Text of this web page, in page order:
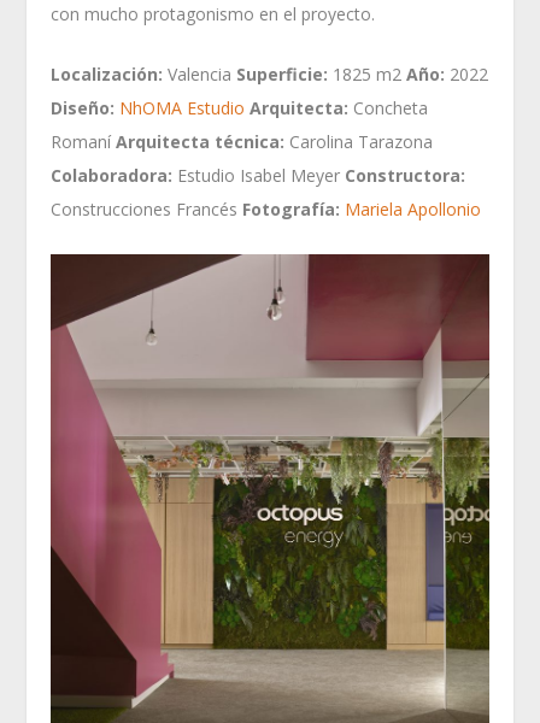
con mucho protagonismo en el proyecto.
Localización: Valencia Superficie: 1825 m2Año: 2022
Diseño: NhOMA Estudio Arquitecta: Concheta
RomaníArquitecta técnica: Carolina Tarazona
Colaboradora: Estudio Isabel Meyer Constructora:
Construcciones Francés Fotografía: Mariela Apollonio